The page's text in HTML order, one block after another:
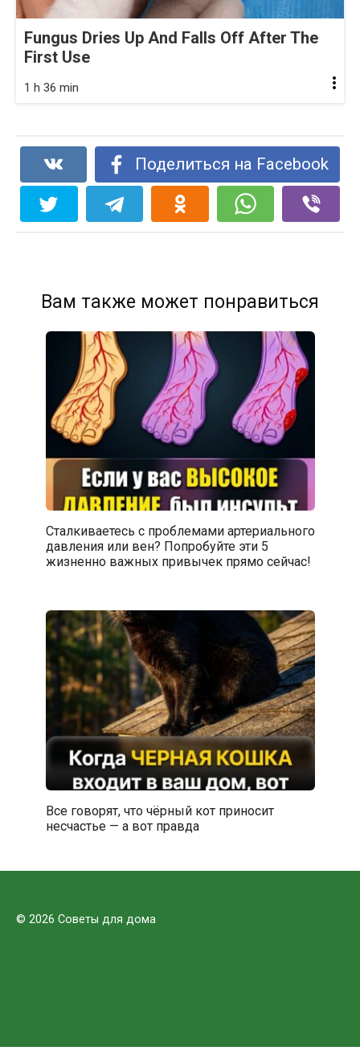
Fungus Dries Up And Falls Off After The
First Use
1 h 36 min
Поделиться на Facebook
Вам также может понравиться
Сталкиваетесь с проблемами артериального
давления или вен? Попробуйте эти 5
жизненно важных привычек прямо сейчас!
Все говорят, что чёрный кот приносит
несчастье — а вот правда
© 2026 Советы для дома